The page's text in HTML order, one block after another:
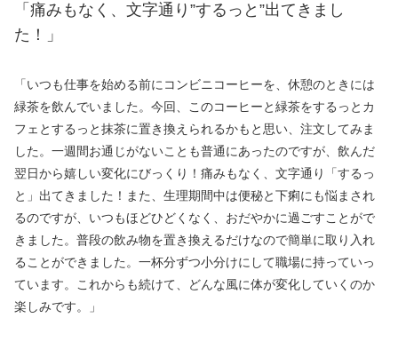
「痛みもなく、文字通り”するっと”出てきまし
た！」
「いつも仕事を始める前にコンビニコーヒーを、休憩のときには
緑茶を飲んでいました。今回、このコーヒーと緑茶をするっとカ
フェとするっと抹茶に置き換えられるかもと思い、注文してみま
した。一週間お通じがないことも普通にあったのですが、飲んだ
翌日から嬉しい変化にびっくり！痛みもなく、文字通り「するっ
と」出てきました！また、生理期間中は便秘と下痢にも悩まされ
るのですが、いつもほどひどくなく、おだやかに過ごすことがで
きました。普段の飲み物を置き換えるだけなので簡単に取り入れ
ることができました。一杯分ずつ小分けにして職場に持っていっ
ています。これからも続けて、どんな風に体が変化していくのか
楽しみです。」